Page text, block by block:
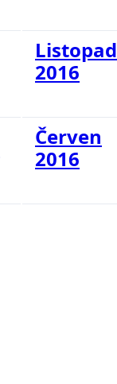
Listopad
2016
Červen
2016